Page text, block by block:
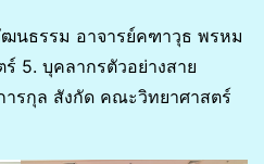
นธรรม อาจารย์คฑาวุธ พรหม
5. บุคลากรตัวอย่างสาย
รกุล สังกัด คณะวิทยาศาสตร์